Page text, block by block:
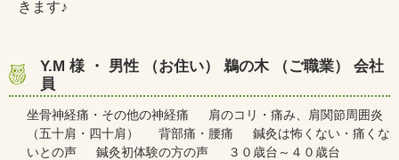
きます♪
Y.M 様 ・ 男性 （お住い） 鵜の木 （ご職業） 会社
員
坐骨神経痛・その他の神経痛 肩のコリ・痛み、肩関節周囲炎
（五十肩・四十肩） 背部痛・腰痛 鍼灸は怖くない・痛くな
いとの声 鍼灸初体験の方の声 ３０歳台～４０歳台